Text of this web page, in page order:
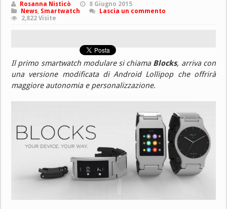
Rosanna Nisticò
8 Giugno 2015
News, Smartwatch
Lascia un commento
2,822 Visite
Il primo smartwatch modulare si chiama Blocks, arriva con
una versione modificata di Android Lollipop che offrirà
maggiore autonomia e personalizzazione.